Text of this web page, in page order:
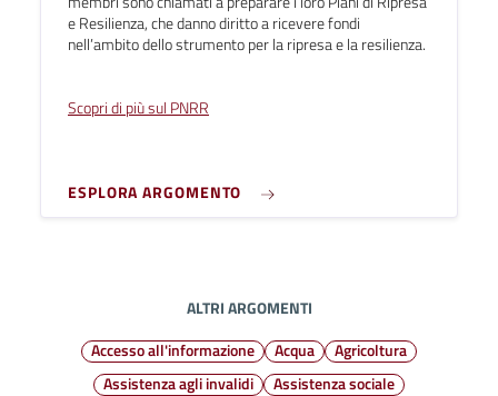
e Resilienza, che danno diritto a ricevere fondi
nell’ambito dello strumento per la ripresa e la resilienza.
Scopri di più sul PNRR
ESPLORA ARGOMENTO
ALTRI ARGOMENTI
Accesso all'informazione
Acqua
Agricoltura
Assistenza agli invalidi
Assistenza sociale